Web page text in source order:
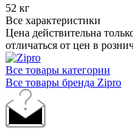
52 кг
Все характеристики
Цена действительна
отличаться от цен в
Все товары категории
Все товары бренда Zipro